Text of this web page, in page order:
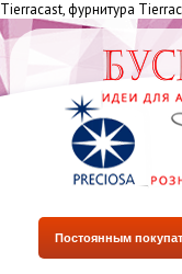
Tiеrrасаst, фурнитура
Постоянным